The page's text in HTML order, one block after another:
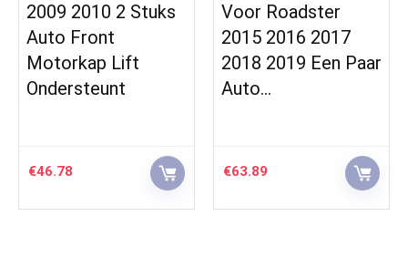
2009 2010 2 Stuks
Auto Front
Motorkap Lift
Ondersteunt
€46.78
Voor Roadster
2015 2016 2017
2018 2019 Een Paar
Auto…
€63.89